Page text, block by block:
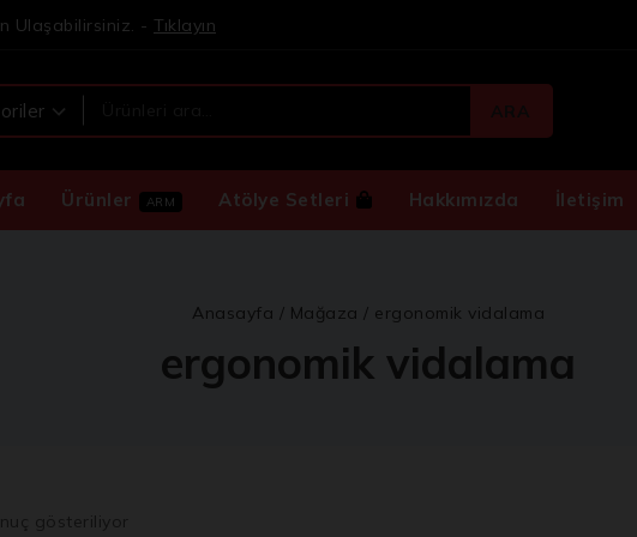
Ulaşabilirsiniz. - Tıklayın
ARA
Ürünler ARM Atölye Setleri Hakkımızda İletişim
Anasayfa / Mağaza / ergonomik vidalama
ergonomik vidalama